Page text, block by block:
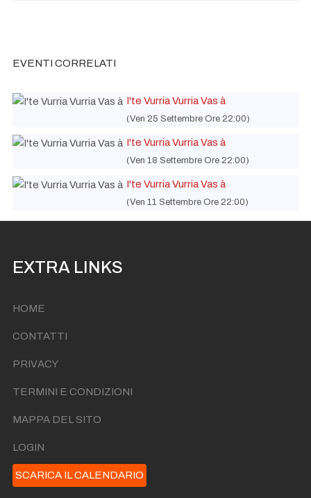
EVENTI CORRELATI
I'te Vurria Vurria Vas à
(Ven 25 Settembre Ore 22:00)
I'te Vurria Vurria Vas à
(Ven 18 Settembre Ore 22:00)
I'te Vurria Vurria Vas à
(Ven 11 Settembre Ore 22:00)
EXTRA LINKS
HOME
CONTATTI
PRIVACY
TERMINI E CONDIZIONI
MAPPA DEL SITO
LOGIN
SCARICA IL CALENDARIO